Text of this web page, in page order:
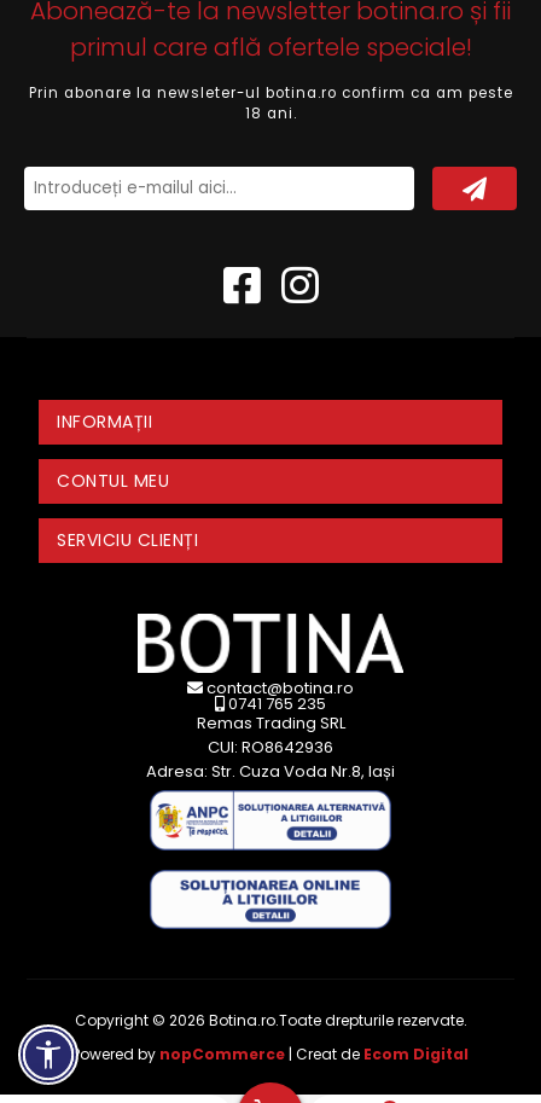
Abonează-te la newsletter botina.ro și fii
primul care află ofertele speciale!
Prin abonare la newsleter-ul botina.ro confirm ca am peste
18 ani.
INFORMAȚII
CONTUL MEU
SERVICIU CLIENȚI
contact@botina.ro
0741 765 235
Remas Trading SRL
CUI: RO8642936
Adresa: Str. Cuza Voda Nr.8, Iași
Copyright © 2026 Botina.ro.Toate drepturile rezervate.
Powered by nopCommerce | Creat de Ecom Digital